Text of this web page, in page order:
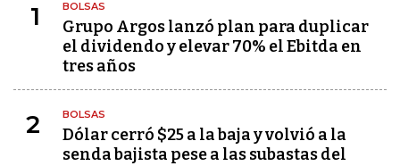
1 BOLSAS
Grupo Argos lanzó plan para duplicar
el dividendo y elevar 70% el Ebitda en
tres años
2 BOLSAS
Dólar cerró $25 a la baja y volvió a la
senda bajista pese a las subastas del